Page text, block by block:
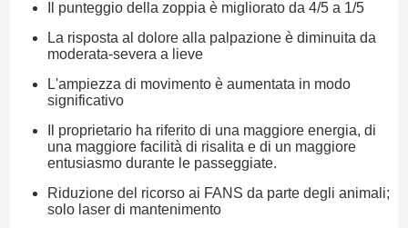
Il punteggio della zoppia è migliorato da 4/5 a 1/5
La risposta al dolore alla palpazione è diminuita da
moderata-severa a lieve
L'ampiezza di movimento è aumentata in modo
significativo
Il proprietario ha riferito di una maggiore energia, di
una maggiore facilità di risalita e di un maggiore
entusiasmo durante le passeggiate.
Riduzione del ricorso ai FANS da parte degli animali;
solo laser di mantenimento